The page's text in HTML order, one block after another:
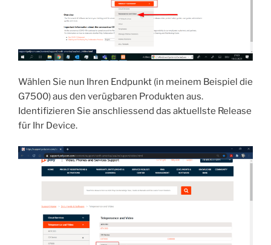
Wählen Sie nun Ihren Endpunkt (in meinem Beispiel die
G7500) aus den verügbaren Produkten aus.
Identifizieren Sie anschliessend das aktuellste Release
für Ihr Device.